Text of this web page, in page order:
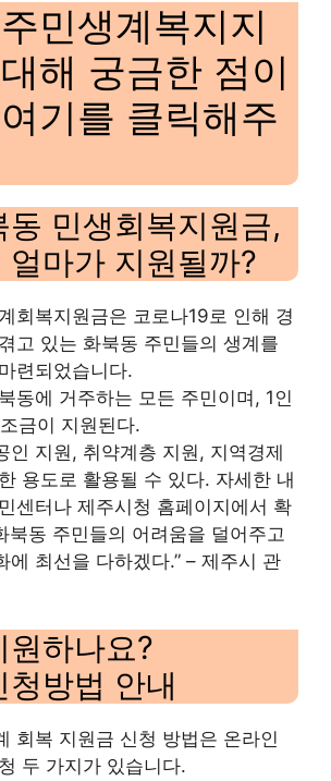
민생계복지지
해 궁금한 점이
기를 클릭해주
동 민생회복지원금,
얼마가 지원될까?
회복지원금은 코로나19로 인해 경
고 있는 화북동 주민들의 생계를
련되었습니다.
동에 거주하는 모든 주민이며, 1인
금이 지원된다.
인 지원, 취약계층 지원, 지역경제
용도로 활용될 수 있다. 자세한 내
센터나 제주시청 홈페이지에서 확
북동 주민들의 어려움을 덜어주고
에 최선을 다하겠다.” – 제주시 관
하나요?
청방법 안내
회복 지원금 신청 방법은 온라인
두 가지가 있습니다.